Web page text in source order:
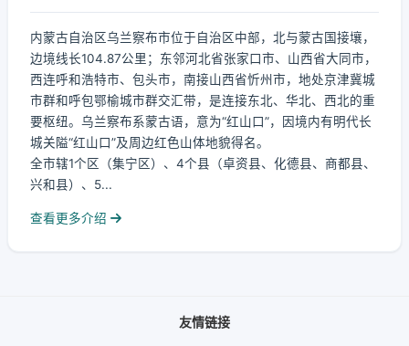
内蒙古自治区乌兰察布市位于自治区中部，北与蒙古国接壤，
边境线长104.87公里；东邻河北省张家口市、山西省大同市，
西连呼和浩特市、包头市，南接山西省忻州市，地处京津冀城
市群和呼包鄂榆城市群交汇带，是连接东北、华北、西北的重
要枢纽。乌兰察布系蒙古语，意为“红山口”，因境内有明代长
城关隘“红山口”及周边红色山体地貌得名。
全市辖1个区（集宁区）、4个县（卓资县、化德县、商都县、
兴和县）、5...
查看更多介绍
友情链接